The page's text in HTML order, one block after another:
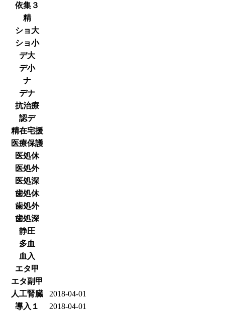
依集３
精
ショ大
ショ小
デ大
デ小
ナ
デナ
抗治療
認デ
精在宅援
医療保護
医処休
医処外
医処深
歯処休
歯処外
歯処深
静圧
多血
血入
エタ甲
エタ副甲
人工腎臓
2018-04-01
導入１
2018-04-01